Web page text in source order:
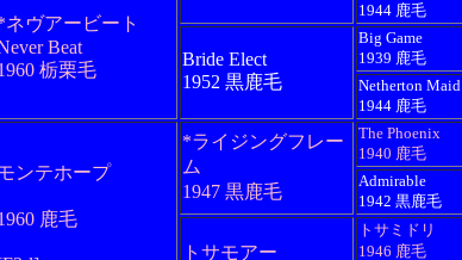
ネヴアービート
Beat
栃栗毛
1944 鹿毛
Bride Elect
1952 黒鹿毛
Big Game
1939 鹿毛
Netherton Maid
1944 鹿毛
ンテホープ
鹿毛
*ライジングフレー
ム
1947 黒鹿毛
The Phoenix
1940 鹿毛
Admirable
1942 黒鹿毛
トサモアー
トサミドリ
1946 鹿毛